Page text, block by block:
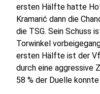
ersten Hälfte hatte
Kramarić dann die
die TSG. Sein Schuss
Torwinkel
ersten Hälfte ist der
durch eine aggressive
58 % der Duelle